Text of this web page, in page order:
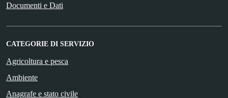
Documenti e Dati
CATEGORIE DI SERVIZIO
Agricoltura e pesca
Ambiente
Anagrafe e stato civile